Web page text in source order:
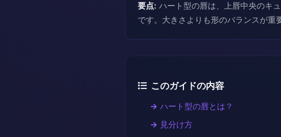
要点: ハート型の唇は、上唇中央のキ
です。大きさよりも形のバランスが重
このガイドの内容
ハート型の唇とは？
見分け方